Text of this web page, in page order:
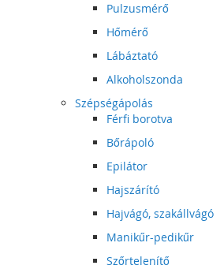
Pulzusmérő
Hőmérő
Lábáztató
Alkoholszonda
Szépségápolás
Férfi borotva
Bőrápoló
Epilátor
Hajszárító
Hajvágó, szakállvágó
Manikűr-pedikűr
Szőrtelenítő